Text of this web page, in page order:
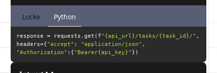
Locke Python
response = requests.get(f"{api_url}/tasks/{task_id}/"
headers={"accept" : "application/json"
"Authorization" :{"Bearer{api_key}" })